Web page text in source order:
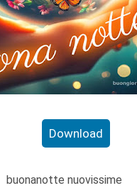
Download
buonanotte nuovissime